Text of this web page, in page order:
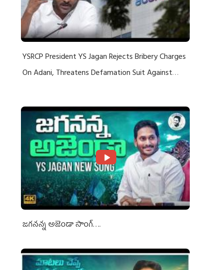
YSRCP President YS Jagan Rejects Bribery Charges
On Adani, Threatens Defamation Suit Against
జగనన్న అజెండా సాంగ్….